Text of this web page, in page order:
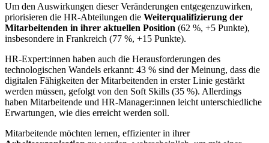
Um den Auswirkungen dieser Veränderungen entgegenzuwirken,
priorisieren die HR-Abteilungen die Weiterqualifizierung der
Mitarbeitenden in ihrer aktuellen Position (62 %, +5 Punkte),
insbesondere in Frankreich (77 %, +15 Punkte).
HR-Expert:innen haben auch die Herausforderungen des
technologischen Wandels erkannt: 43 % sind der Meinung, dass die
digitalen Fähigkeiten der Mitarbeitenden in erster Linie gestärkt
werden müssen, gefolgt von den Soft Skills (35 %). Allerdings
haben Mitarbeitende und HR-Manager:innen leicht unterschiedliche
Erwartungen, wie dies erreicht werden soll.
Mitarbeitende möchten lernen, effizienter in ihrer